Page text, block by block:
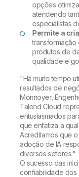
opções
atendendo
especialistas
Permite a
produtos de
qualidade e
"Há muito tempo
resultados de
Monnoyer,
Talend Cloud
entusiasmados
que enfatiza a
Acreditamos que
adoção de IA
diversos setores."
O sucesso das
confiabilidade dos